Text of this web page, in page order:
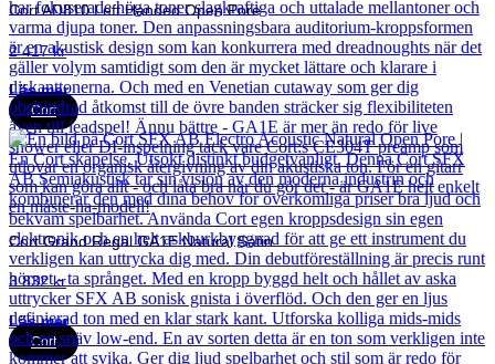
Cort AD810 Left Handed Open Pore
2 417kr
Läs mer
Cort
Cort Grand Regal GA1E Natural Satin
3 832kr
Läs mer
Cort